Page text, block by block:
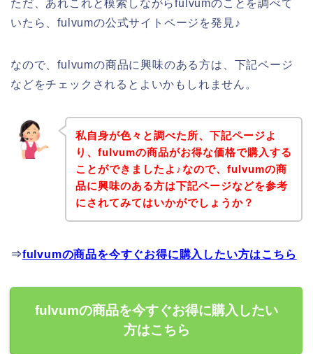
ただ、あれこれと模索しながらfulvumのことを調べて
いたら、fulvumの公式サイトページを発見♪
なので、fulvumの商品に興味のある方は、下記ページ
などをチェックされるとよいかもしれません。
私自身が色々と調べた所、下記ページよ
り、fulvumの商品がお得な価格で購入する
ことができましたよ♪なので、fulvumの商
品に興味のある方は下記ページなどを参考
にされてみてはいかがでしょうか？
⇒fulvumの商品を今すぐお得に購入したい方はこちら
fulvumの商品を今すぐお得に購入したい
方はこちら